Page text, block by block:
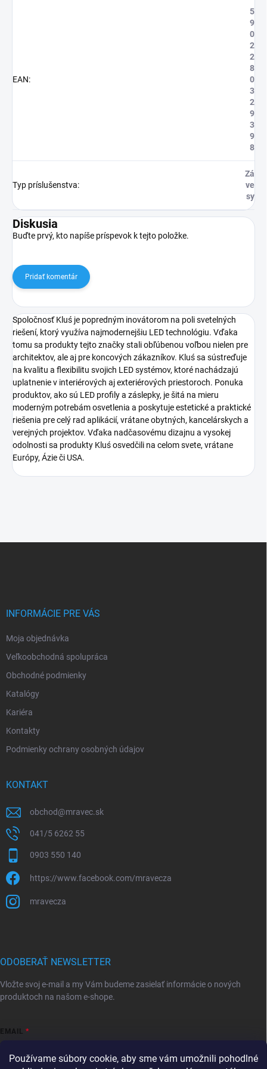
Používame súbory cookie, aby sme vám umožnili pohodlné
EAN:
5
9
0
2
2
8
0
3
2
9
3
9
8
Typ príslušenstva:
Zá
ve
sy
Diskusia
Buďte prvý, kto napíše príspevok k tejto položke.
Pridať komentár
Spoločnosť Kluś je popredným inovátorom na poli svetelných
riešení, ktorý využíva najmodernejšiu LED technológiu. Vďaka
tomu sa produkty tejto značky stali obľúbenou voľbou nielen pre
architektov, ale aj pre koncových zákazníkov. Kluś sa sústreďuje
na kvalitu a flexibilitu svojich LED systémov, ktoré nachádzajú
uplatnenie v interiérových aj exteriérových priestoroch. Ponuka
produktov, ako sú LED profily a záslepky, je šitá na mieru
moderným potrebám osvetlenia a poskytuje estetické a praktické
riešenia pre celý rad aplikácií, vrátane obytných, kancelárskych a
verejných projektov. Vďaka nadčasovému dizajnu a vysokej
odolnosti sa produkty Kluś osvedčili na celom svete, vrátane
Európy, Ázie či USA.
INFORMÁCIE PRE VÁS
Moja objednávka
Veľkoobchodná spolupráca
Obchodné podmienky
Katalógy
Kariéra
Kontakty
Podmienky ochrany osobných údajov
KONTAKT
obchod@mravec.sk
041/5 6262 55
0903 550 140
https://www.facebook.com/mravecza
mravecza
ODOBERAŤ NEWSLETTER
Vložte svoj e-mail a my Vám budeme zasielať informácie o nových
produktoch na našom e-shope.
EMAIL